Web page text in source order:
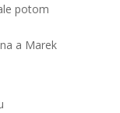
potom
a Marek